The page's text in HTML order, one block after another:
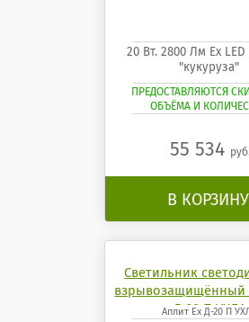
20 Вт. 2800 Лм Ех
"кукуруза"
ПРЕДОСТАВЛЯЮТСЯ
ОБЪЁМА И
55 534 руб.
В КОРЗИНУ
Светильник
взрывозащищённый
Д-20 П УХЛ1
Аплит Ех Д-20 П